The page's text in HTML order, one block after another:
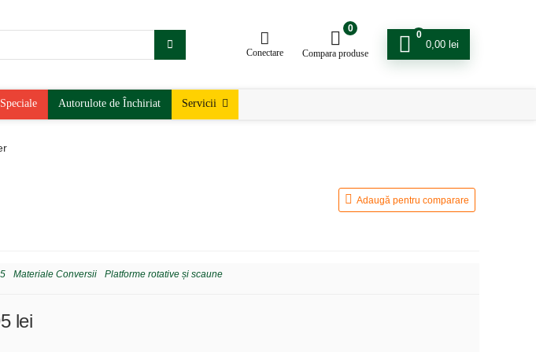
Conectare
0
Compara produse
0
0,00 lei
Autorulote de Închiriat Servicii
Adaugă pentru comparare
Materiale Conversii Platforme rotative și scaune
leiPrețul